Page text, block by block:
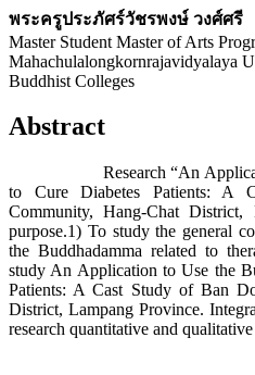
พระครูประภัศร์วัชรพงษ์ วงศ์ศรี
Master Student Master of Arts
Mahachulalongkornrajavidyalaya
Buddhist Colleges
Abstract
Research “An Application
to Cure Diabetes Patients: A
Community, Hang-Chat District,
purpose.1) To study the general
the Buddhadamma related to
study An Application to Use the
Patients: A Cast Study of Ban
District, Lampang Province.
research quantitative and qualitative